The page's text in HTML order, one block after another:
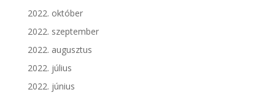
2022. október
2022. szeptember
2022. augusztus
2022. július
2022. június